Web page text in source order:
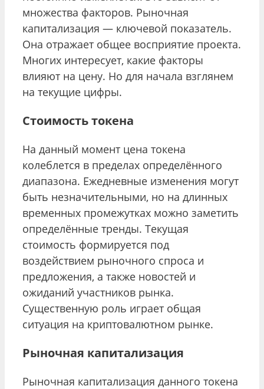
множества факторов. Рыночная
капитализация — ключевой показатель.
Она отражает общее восприятие проекта.
Многих интересует, какие факторы
влияют на цену. Но для начала взглянем
на текущие цифры.
Стоимость токена
На данный момент цена токена
колеблется в пределах определённого
диапазона. Ежедневные изменения могут
быть незначительными, но на длинных
временных промежутках можно заметить
определённые тренды. Текущая
стоимость формируется под
воздействием рыночного спроса и
предложения, а также новостей и
ожиданий участников рынка.
Существенную роль играет общая
ситуация на криптовалютном рынке.
Рыночная капитализация
Рыночная капитализация данного токена